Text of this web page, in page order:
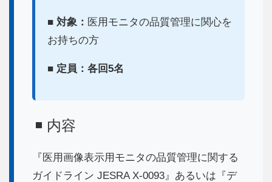
■ 対象： 医用モニタの品質管理に関心を
お持ちの方
■ 定員：各回5名
◾️ 内容
『医用画像表示用モニタの品質管理に関する
ガイドライン JESRA X-0093』あるいは『デ